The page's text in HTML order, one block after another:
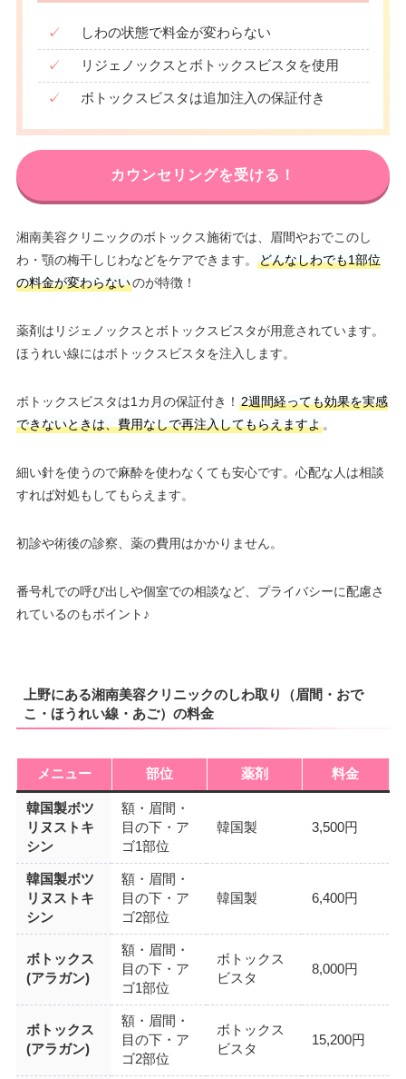
✓ しわの状態で料金が変わらない
✓ リジェノックスとボトックスビスタを使用
✓ ボトックスビスタは追加注入の保証付き
カウンセリングを受ける！
湘南美容クリニックのボトックス施術では、眉間やおでこのし
わ・顎の梅干しじわなどをケアできます。
どんなしわでも1部位
の料金が変わらないのが特徴！
薬剤はリジェノックスとボトックスビスタが用意されています。
ほうれい線にはボトックスビスタを注入します。
ボトックスビスタは1カ月の保証付き！ 2週間経っても効果を実感
できないときは、費用なしで再注入してもらえますよ。
細い針を使うので麻酔を使わなくても安心です。心配な人は相談
すれば対処もしてもらえます。
初診や術後の診察、薬の費用はかかりません。
番号札での呼び出しや個室での相談など、プライバシーに配慮さ
れているのもポイント♪
上野にある湘南美容クリニックのしわ取り（眉間・おで
こ・ほうれい線・あご）の料金
メニュー 部位 薬剤 料金
韓国製ボツ
リヌストキ
シン
額・眉間・
目の下・ア
ゴ1部位
韓国製 3,500円
韓国製ボツ
リヌストキ
シン
額・眉間・
目の下・ア
ゴ2部位
韓国製 6,400円
ボトックス
(アラガン)
額・眉間・
目の下・ア
ゴ1部位
ボトックス
ビスタ
8,000円
ボトックス
(アラガン)
額・眉間・
目の下・ア
ゴ2部位
ボトックス
ビスタ
15,200円